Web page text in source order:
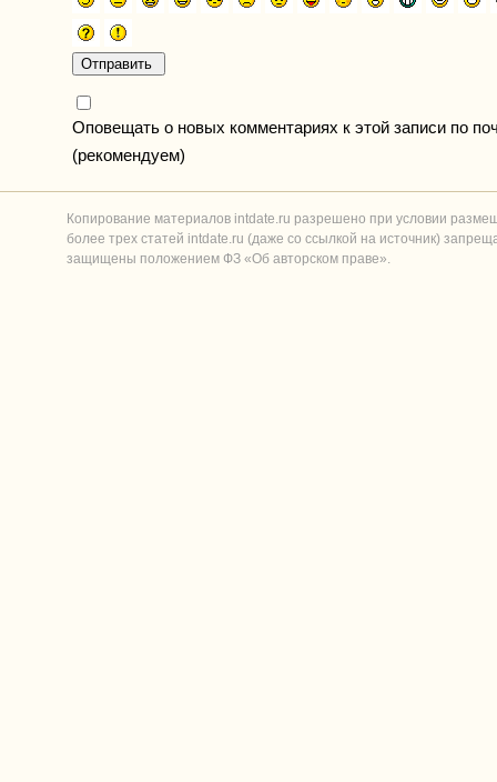
Оповещать о новых комментариях к этой записи по
(рекомендуем)
Копирование материалов intdate.ru разрешено при условии
более трех статей intdate.ru (даже со ссылкой на источник)
защищены положением ФЗ «Об авторском праве».